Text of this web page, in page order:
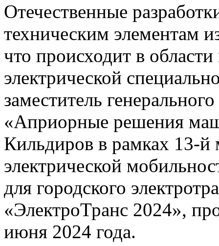
Отечественные
техническим элементам
что происходит в
электрической
заместитель
«Априорные решения
Кильдиров в рамках 13-
электрической
для городского
«ЭлектроТранс 2024»,
июня 2024 года.